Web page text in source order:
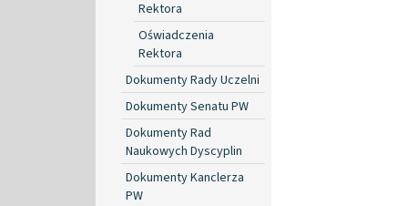
Rektora
Oświadczenia
Rektora
Dokumenty Rady Uczelni
Dokumenty Senatu PW
Dokumenty Rad
Naukowych Dyscyplin
Dokumenty Kanclerza
PW